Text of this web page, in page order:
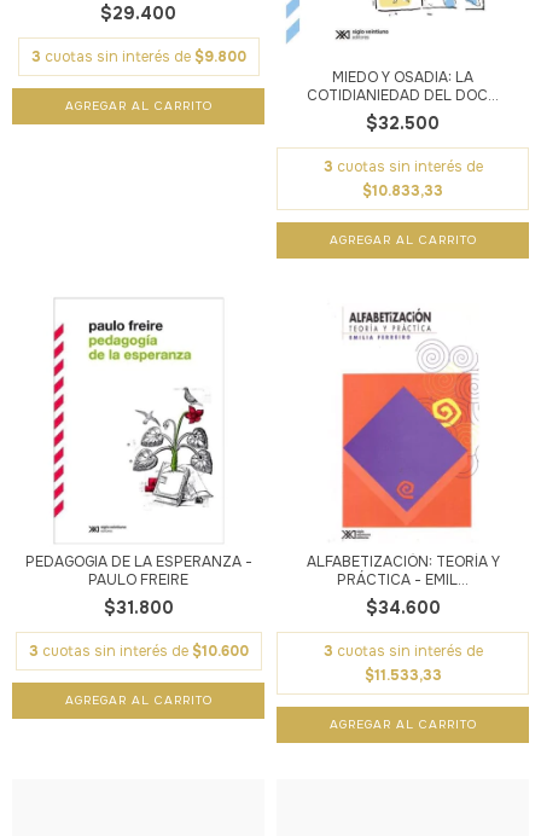
$29.400
3 cuotas sin interés de $9.800
MIEDO Y OSADIA: LA
COTIDIANIEDAD DEL DOC...
$32.500
3 cuotas sin interés de
$10.833,33
PEDAGOGIA DE LA ESPERANZA -
PAULO FREIRE
$31.800
3 cuotas sin interés de $10.600
ALFABETIZACIÓN: TEORÍA Y
PRÁCTICA - EMIL...
$34.600
3 cuotas sin interés de
$11.533,33